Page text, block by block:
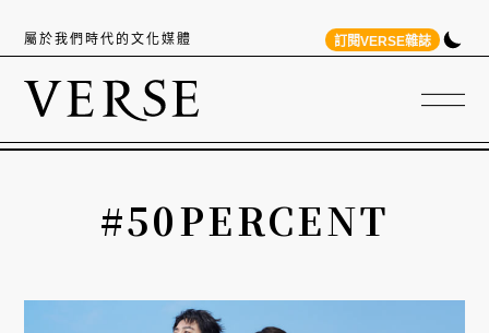
屬於我們時代的文化媒體 訂閱VERSE雜誌
#50PERCENT